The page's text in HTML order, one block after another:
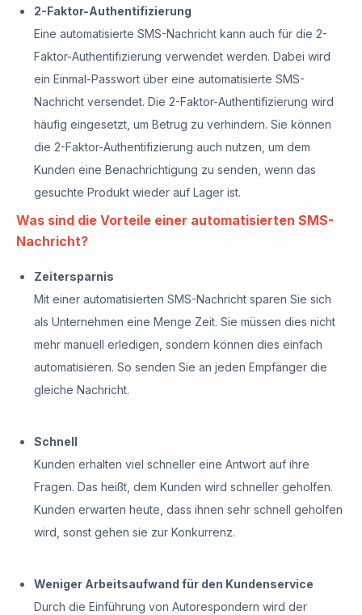
2-Faktor-Authentifizierung
Eine automatisierte SMS-Nachricht kann auch für die 2-
Faktor-Authentifizierung verwendet werden. Dabei wird
ein Einmal-Passwort über eine automatisierte SMS-
Nachricht versendet. Die 2-Faktor-Authentifizierung wird
häufig eingesetzt, um Betrug zu verhindern. Sie können
die 2-Faktor-Authentifizierung auch nutzen, um dem
Kunden eine Benachrichtigung zu senden, wenn das
gesuchte Produkt wieder auf Lager ist.
Was sind die Vorteile einer automatisierten SMS-
Nachricht?
Zeitersparnis
Mit einer automatisierten SMS-Nachricht sparen Sie sich
als Unternehmen eine Menge Zeit. Sie müssen dies nicht
mehr manuell erledigen, sondern können dies einfach
automatisieren. So senden Sie an jeden Empfänger die
gleiche Nachricht.
Schnell
Kunden erhalten viel schneller eine Antwort auf ihre
Fragen. Das heißt, dem Kunden wird schneller geholfen.
Kunden erwarten heute, dass ihnen sehr schnell geholfen
wird, sonst gehen sie zur Konkurrenz.
Weniger Arbeitsaufwand für den Kundenservice
Durch die Einführung von Autorespondern wird der